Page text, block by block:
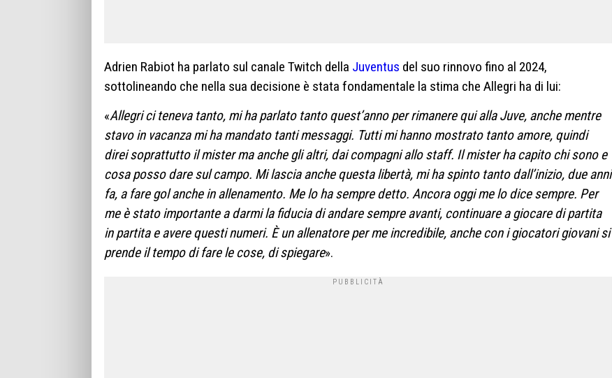
Adrien Rabiot ha parlato sul canale Twitch della Juventus del suo rinnovo fino al 2024,
sottolineando che nella sua decisione è stata fondamentale la stima che Allegri ha di lui:
«Allegri ci teneva tanto, mi ha parlato tanto quest’anno per rimanere qui alla Juve, anche mentre
stavo in vacanza mi ha mandato tanti messaggi. Tutti mi hanno mostrato tanto amore, quindi
direi soprattutto il mister ma anche gli altri, dai compagni allo staff. Il mister ha capito chi sono e
cosa posso dare sul campo. Mi lascia anche questa libertà, mi ha spinto tanto dall’inizio, due anni
fa, a fare gol anche in allenamento. Me lo ha sempre detto. Ancora oggi me lo dice sempre. Per
me è stato importante a darmi la fiducia di andare sempre avanti, continuare a giocare di partita
in partita e avere questi numeri. È un allenatore per me incredibile, anche con i giocatori giovani si
prende il tempo di fare le cose, di spiegare».